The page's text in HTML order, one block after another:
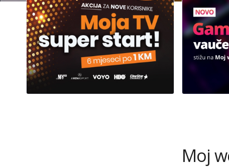
6
Premium
Moj